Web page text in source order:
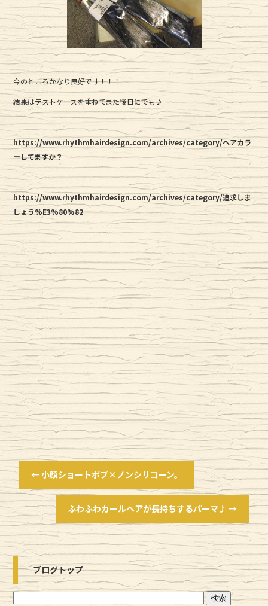
今のところかなり良好です！！！
結果はテストケースを重ねてまた後日にでも♪
https://www.rhythmhairdesign.com/archives/category/ヘアカラ
ーしてますか？
https://www.rhythmhairdesign.com/archives/category/追求しま
しょう%E3%80%82
←小顔ショートボブ×ノンシリコーン。
ふわふわカールヘアが長持ちするパーマ♪ →
ブログトップ